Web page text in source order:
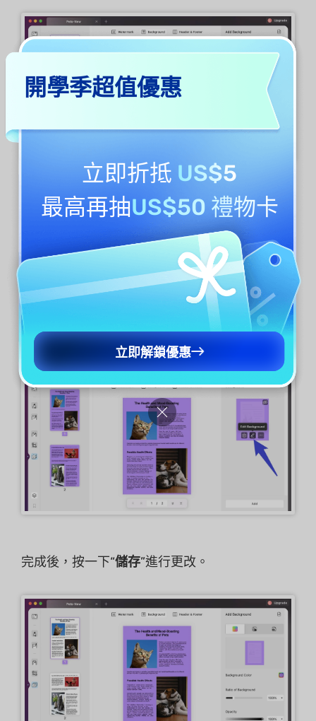
編輯背景
您可以在右欄中找到已新增的背景作為範本。
將遊標停留在特定背景上，然後按一下其上的
「
」圖示。然後您可以根據您的要求更
改背景。
完成後，按一下“儲存”進行更改。
開學季超值優惠
立即折抵 US$5
最高再抽US$50 禮物卡
立即解鎖優惠